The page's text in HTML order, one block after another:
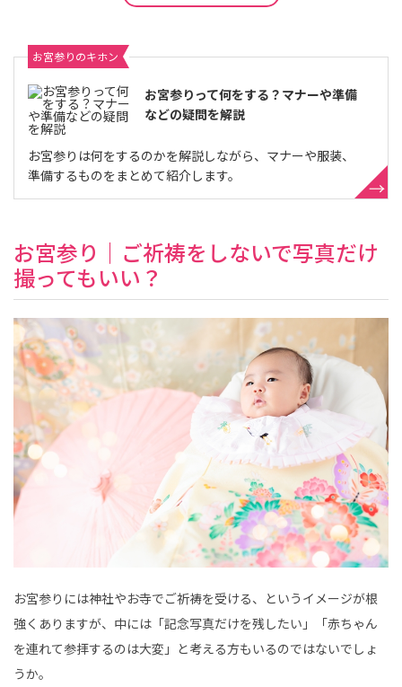
お宮参りのキホン
お宮参りって何をする？マナーや準備
などの疑問を解説
お宮参りは何をするのかを解説しながら、マナーや服装、
準備するものをまとめて紹介します。
お宮参り｜ご祈祷をしないで写真だけ
撮ってもいい？
お宮参りには神社やお寺でご祈祷を受ける、というイメージが根
強くありますが、中には「記念写真だけを残したい」「赤ちゃん
を連れて参拝するのは大変」と考える方もいるのではないでしょ
うか。